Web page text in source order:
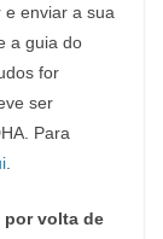
e enviar a sua
a guia do
for
ser
Para
volta de